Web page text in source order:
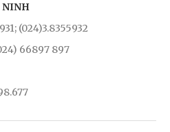
NINH
(024)3.8355932
66897 897